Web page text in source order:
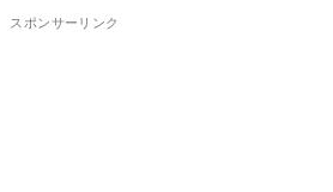
スポンサーリンク